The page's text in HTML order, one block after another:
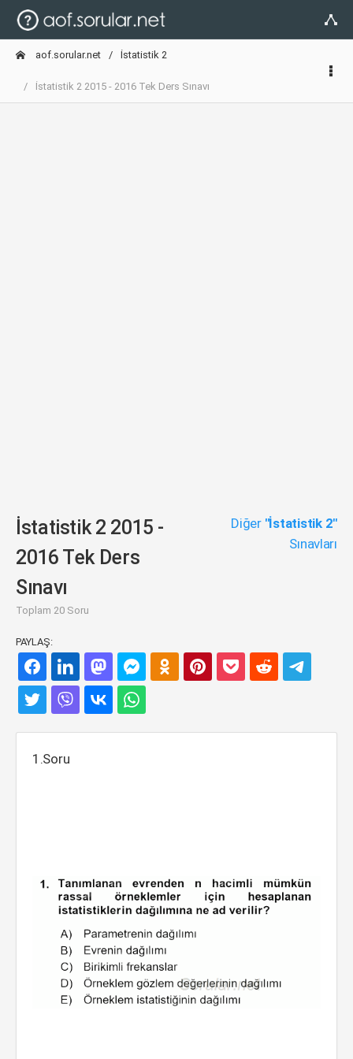
aof.sorular.net İstatistik 2
İstatistik 2 2015 - 2016 Tek Ders Sınavı
İstatistik 2 2015 -
2016 Tek Ders
Sınavı
Toplam 20 Soru
Diğer "İstatistik 2"
Sınavları
PAYLAŞ:
1.Soru